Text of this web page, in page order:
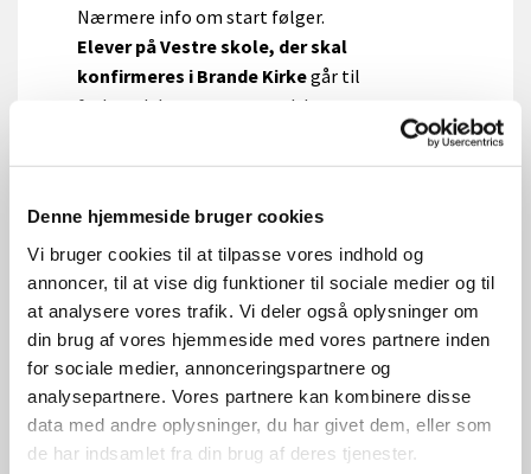
Denne hjemmeside bruger cookies
Vi bruger cookies til at tilpasse vores indhold og
annoncer, til at vise dig funktioner til sociale medier og til
at analysere vores trafik. Vi deler også oplysninger om
din brug af vores hjemmeside med vores partnere inden
for sociale medier, annonceringspartnere og
analysepartnere. Vores partnere kan kombinere disse
data med andre oplysninger, du har givet dem, eller som
de har indsamlet fra din brug af deres tjenester.
Nærmere info om start følger.
Elever på Vestre skole, der skal
konfirmeres i Brande Kirkegår til
forberedelse sammen med deres
klassekammerater ved Mariehøj og bliver
undervist af én af Them sogns præster.
9.30 og starter onsdag 16.september.
For elever fra andre skoler findes der
individuelle løsninger. Fx kan man typisk gå til
forberedelse sammen med sine
klassekammerater, men bliver konfirmeret i
Them sogn. Man skal dog altid aftale dette
med præsterne.
Kommende konfirmationsdatoer: